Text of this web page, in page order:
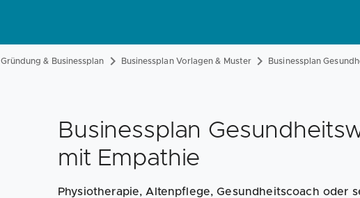
Gründung & Businessplan Businessplan Vorlagen & Muster Businessplan
Businessplan
mit Empathie
Physiotherapie, Altenpflege, Gesundheitscoach oder